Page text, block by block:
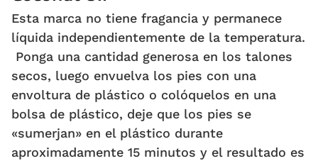
Esta marca no tiene fragancia y permanece
líquida independientemente de la temperatura.
Ponga una cantidad generosa en los talones
secos, luego envuelva los pies con una
envoltura de plástico o colóquelos en una
bolsa de plástico, deje que los pies se
«sumerjan» en el plástico durante
aproximadamente 15 minutos y el resultado es